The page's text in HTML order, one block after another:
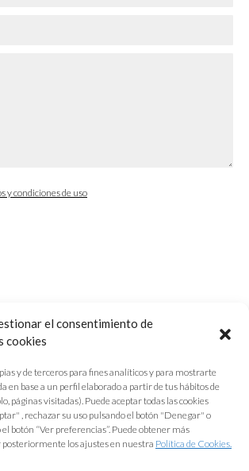
el consentimiento de
cookies
y de terceros para fines analíticos y para mostrarte
en base a un perfil elaborado a partir de tus hábitos de
páginas visitadas). Puede aceptar todas las cookies
, rechazar su uso pulsando el botón "Denegar" o
botón “Ver preferencias”. Puede obtener más
los ajustes en nuestra Política de Cookies.
y condiciones de uso
de Arquitectos de Cádiz
y condiciones de uso